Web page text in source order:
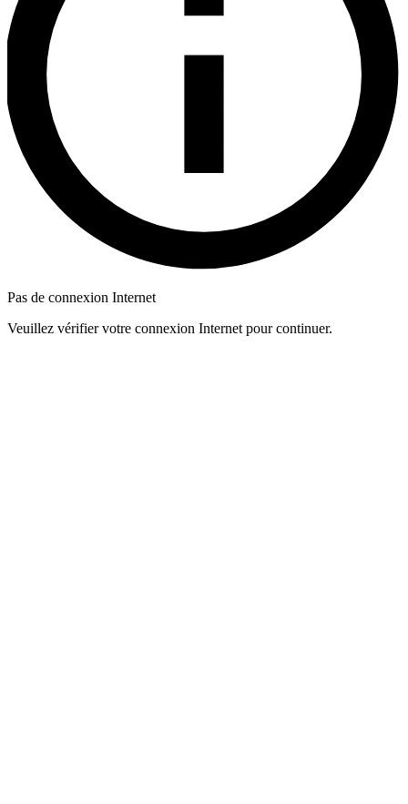
Pas de connexion Internet
Veuillez vérifier votre connexion Internet pour continuer.